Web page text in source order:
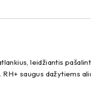
leidžiantis
saugus dažytiems